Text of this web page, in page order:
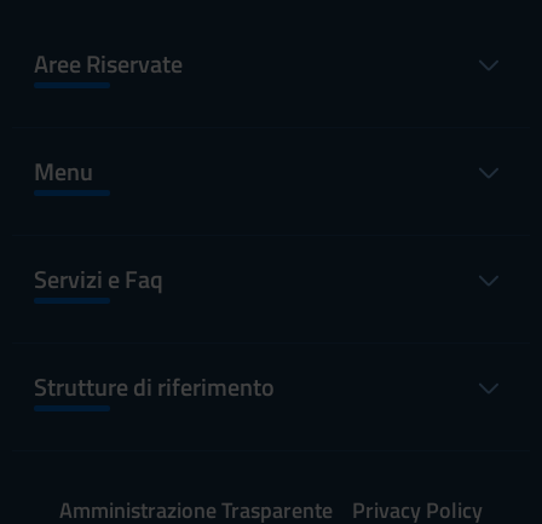
Aree Riservate
Menu
Servizi e Faq
Strutture di riferimento
Amministrazione Trasparente Privacy Policy